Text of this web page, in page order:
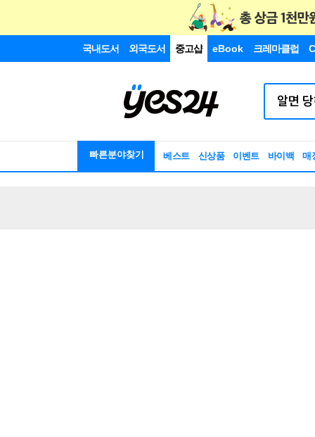
국내도서 외국도서 중고샵 eBook 크레마클럽
빠른분야찾기 베스트 신상품 이벤트 바이백 매